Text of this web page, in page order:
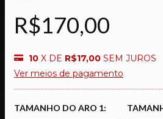
R$170,00
10 X DE R$17,00 SEM JUROS
Ver meios de pagamento
TAMANHO DO ARO 1: